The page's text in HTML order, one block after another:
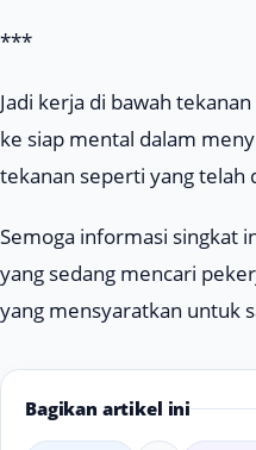
***
Jadi kerja di bawah
ke siap mental dalam
tekanan seperti yang telah
Semoga informasi singkat
yang sedang mencari
yang mensyaratkan untuk
Bagikan artikel ini